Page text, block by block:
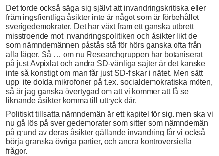
Det torde också säga sig självt att invandringskritiska eller
främlingsfientliga åsikter inte är något som är förbehållet
sverigedemokrater. Det har växt fram ett ganska utbrett
misstroende mot invandringspolitiken och åsikter likt de
som nämndemännen påstås stå för hörs ganska ofta från
alla läger. Så … om nu Researchgruppen har botaniserat
på just Avpixlat och andra SD-vänliga sajter är det kanske
inte så konstigt om man får just SD-fiskar i nätet. Men sätt
upp lite dolda mikrofoner på t.ex. socialdemokratiska möten,
så är jag ganska övertygad om att vi kommer att få se
liknande åsikter komma till uttryck där.
Politiskt tillsatta nämndemän är ett kapitel för sig, men ska vi
nu gå lös på sverigedemorater som sitter som nämndemän
på grund av deras åsikter gällande invandring får vi också
börja granska övriga partier, och andra kontroversiella
frågor.